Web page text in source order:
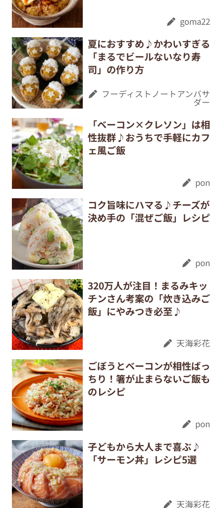
goma22
夏におすすめ♪かわいすぎる
「まるでビールないなり寿
司」の作り方
フーディストノートアンバサ
ダー
「ベーコン×クレソン」は相
性抜群♪おうちで手軽にカフ
ェ風ご飯
pon
コク旨味にハマる♪チーズが
決め手の「混ぜご飯」レシピ
pon
320万人が注目！まるみキッ
チンさん考案の「炊き込みご
飯」にやみつき必至♪
天海彩花
ごぼうとベーコンが相性ばっ
ちり！箸が止まらないご飯も
のレシピ
pon
子どもから大人まで喜ぶ♪
「サーモン丼」レシピ5選
天海彩花